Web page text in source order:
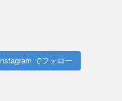
Instagram でフォロー